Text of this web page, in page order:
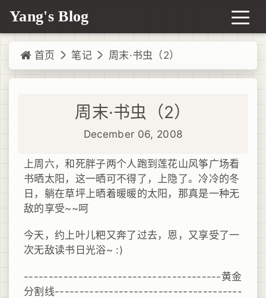
Yang's Blog
首页 笔记 周末·书虫（2）
周末·书虫（2）
December 06, 2008
上周六，和死胖子两个人跑到莲花山风筝广场看
书晒太阳，这一晒可不得了，上隐了。冷冷的冬
日，躺在草坪上晒着暖暖的太阳，那真是一种无
敌的享受~~呵
今天，约上叶儿粑又奔了过去，恩，又享受了一
次无敌读书日光浴~ :)
----------------------------------------黄金
分割线--------------------------------------